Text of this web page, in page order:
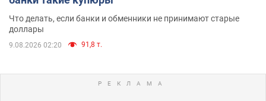
Что делать, если банки и обменники не принимают старые
доллары
9.08.2026 02:20 91,8 т.